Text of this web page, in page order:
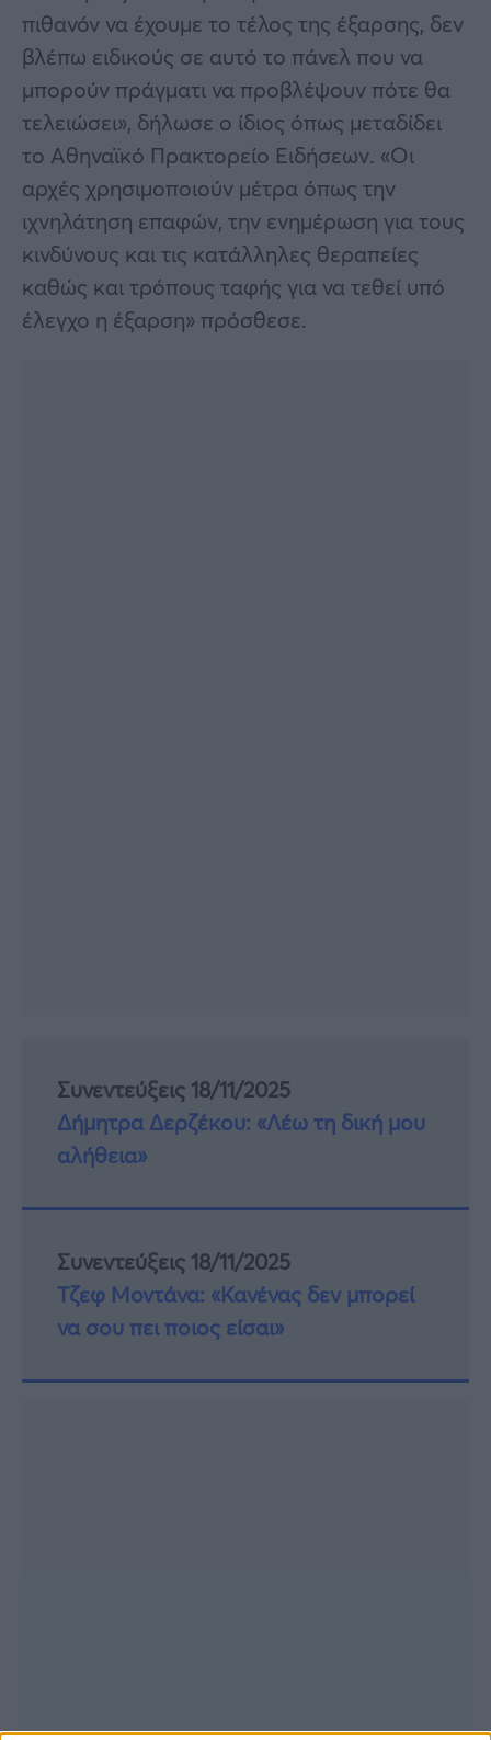
πιθανόν να έχουμε το τέλος της έξαρσης, δεν
βλέπω ειδικούς σε αυτό το πάνελ που να
μπορούν πράγματι να προβλέψουν πότε θα
τελειώσει», δήλωσε ο ίδιος όπως μεταδίδει
το Αθηναϊκό Πρακτορείο Ειδήσεων. «Οι
αρχές χρησιμοποιούν μέτρα όπως την
ιχνηλάτηση επαφών, την ενημέρωση για τους
κινδύνους και τις κατάλληλες θεραπείες
καθώς και τρόπους ταφής για να τεθεί υπό
έλεγχο η έξαρση» πρόσθεσε.
Συνεντεύξεις 18/11/2025
Δήμητρα Δερζέκου: «Λέω τη δική μου
αλήθεια»
Συνεντεύξεις 18/11/2025
Τζεφ Μοντάνα: «Κανένας δεν μπορεί
να σου πει ποιος είσαι»